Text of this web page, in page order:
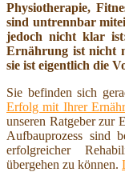
Physiotherapie,
sind untrennbar
jedoch nicht klar
Ernährung ist nicht
sie ist eigentlich die
Sie befinden sich
Erfolg mit Ihrer
unseren Ratgeber zur
Aufbauprozess sind
erfolgreicher
übergehen zu können.